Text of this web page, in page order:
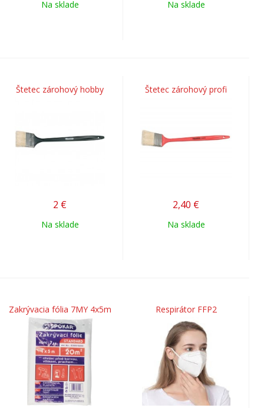
Na sklade Na sklade
Štetec zárohový hobby
2 €
Na sklade
Štetec zárohový profi
2,40 €
Na sklade
Zakrývacia fólia 7MY 4x5m Respirátor FFP2